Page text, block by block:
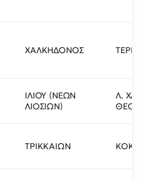
ΧΑΛΚΗΔΟΝΟΣ ΤΕΡΜΑ
ΙΛΙΟΥ (ΝΕΩΝ
ΛΙΟΣΙΩΝ)
Λ. ΧΑΣΙΑΣ &
ΘΕΟΛΟΓΟΥ
ΤΡΙΚΚΑΙΩΝ ΚΟΚΚΙΝΟΣ